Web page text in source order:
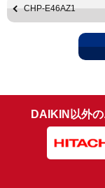
CHP-E46AZ1
DAIKIN以外